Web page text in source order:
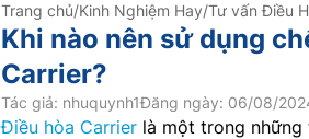
Trang chủ/Kinh Nghiệm Hay/Tư vấn Điều
Khi nào nên sử dụng
Carrier?
Tác giả: nhuquynh1Đăng ngày: 06/08/
Điều hòa Carrier là một trong